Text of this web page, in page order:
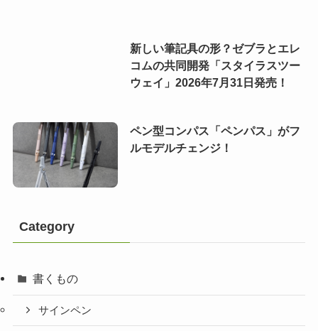
新しい筆記具の形？ゼブラとエレ
コムの共同開発「スタイラスツー
ウェイ」2026年7月31日発売！
ペン型コンパス「ペンパス」がフ
ルモデルチェンジ！
Category
書くもの
サインペン